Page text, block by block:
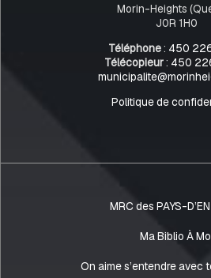
Morin-Heights
J0R 1H0
Téléphone: 450
Télécopieur: 450
Politique de
MRC des PAYS-
Ma Biblio À
On aime s’entendre avec